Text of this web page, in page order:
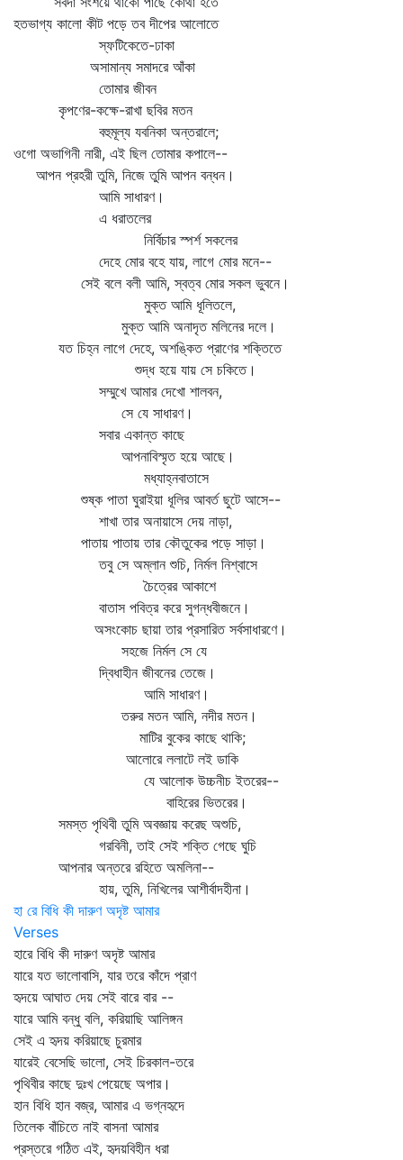
হতভাগ্য কালো কীট পড়ে তব দীপের আলোতে
স্ফটিকেতে-ঢাকা
অসামান্য সমাদরে আঁকা
তোমার জীবন
কৃপণের-কক্ষে-রাখা ছবির মতন
বহুমূল্য যবনিকা অন্তরালে;
ওগো অভাগিনী নারী, এই ছিল তোমার কপালে--
আপন প্রহরী তুমি, নিজে তুমি আপন বন্ধন।
আমি সাধারণ।
এ ধরাতলের
নির্বিচার স্পর্শ সকলের
দেহে মোর বহে যায়, লাগে মোর মনে--
সেই বলে বলী আমি, স্বত্ব মোর সকল ভুবনে।
মুক্ত আমি ধূলিতলে,
মুক্ত আমি অনাদৃত মলিনের দলে।
যত চিহ্ন লাগে দেহে, অশঙ্কিত প্রাণের শক্তিতে
শুদ্ধ হয়ে যায় সে চকিতে।
সম্মুখে আমার দেখো শালবন,
সে যে সাধারণ।
সবার একান্ত কাছে
আপনাবিস্মৃত হয়ে আছে।
মধ্যাহ্নবাতাসে
শুষ্ক পাতা ঘুরাইয়া ধূলির আবর্ত ছুটে আসে--
শাখা তার অনায়াসে দেয় নাড়া,
পাতায় পাতায় তার কৌতুকের পড়ে সাড়া।
তবু সে অম্লান শুচি, নির্মল নিশ্বাসে
চৈত্রের আকাশে
বাতাস পবিত্র করে সুগন্ধবীজনে।
অসংকোচ ছায়া তার প্রসারিত সর্বসাধারণে।
সহজে নির্মল সে যে
দ্বিধাহীন জীবনের তেজে।
আমি সাধারণ।
তরুর মতন আমি, নদীর মতন।
মাটির বুকের কাছে থাকি;
আলোরে ললাটে লই ডাকি
যে আলোক উচ্চনীচ ইতরের--
বাহিরের ভিতরের।
সমস্ত পৃথিবী তুমি অবজ্ঞায় করেছ অশুচি,
গরবিনী, তাই সেই শক্তি গেছে ঘুচি
আপনার অন্তরে রহিতে অমলিনা--
হায়, তুমি, নিখিলের আশীর্বাদহীনা।
হা রে বিধি কী দারুণ অদৃষ্ট আমার
Verses
হারে বিধি কী দারুণ অদৃষ্ট আমার
যারে যত ভালোবাসি, যার তরে কাঁদে প্রাণ
হৃদয়ে আঘাত দেয় সেই বারে বার --
যারে আমি বন্ধু বলি, করিয়াছি আলিঙ্গন
সেই এ হৃদয় করিয়াছে চুরমার
যারেই বেসেছি ভালো, সেই চিরকাল-তরে
পৃথিবীর কাছে দুঃখ পেয়েছে অপার।
হান বিধি হান বজ্র, আমার এ ভগ্নহৃদে
তিলেক বাঁচিতে নাই বাসনা আমার
প্রস্তরে গঠিত এই, হৃদয়বিহীন ধরা